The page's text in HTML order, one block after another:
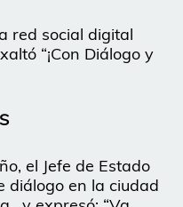
red social digital
“¡Con Diálogo y
el Jefe de Estado
diálogo en la ciudad